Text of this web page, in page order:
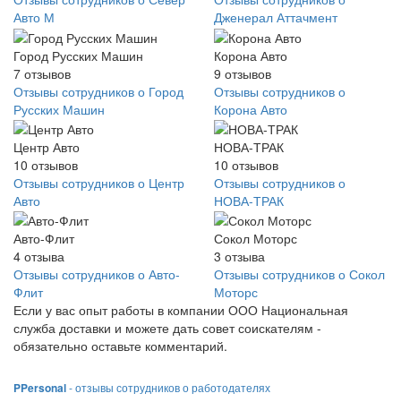
Авто М
Дженерал Аттачмент
Город Русских Машин
7 отзывов
Отзывы сотрудников о Город
Русских Машин
Корона Авто
9 отзывов
Отзывы сотрудников о
Корона Авто
Центр Авто
10 отзывов
Отзывы сотрудников о Центр
Авто
НОВА-ТРАК
10 отзывов
Отзывы сотрудников о
НОВА-ТРАК
Авто-Флит
4 отзыва
Отзывы сотрудников о Авто-
Флит
Сокол Моторс
3 отзыва
Отзывы сотрудников о Сокол
Моторс
Если у вас опыт работы в компании ООО Национальная
служба доставки и можете дать совет соискателям -
обязательно оставьте комментарий.
PPersonal- отзывы сотрудников о работодателях